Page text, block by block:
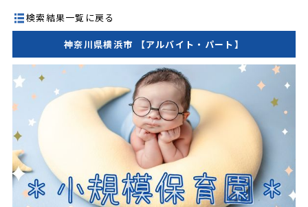
検索結果一覧に戻る
神奈川県横浜市 【アルバイト・パート】